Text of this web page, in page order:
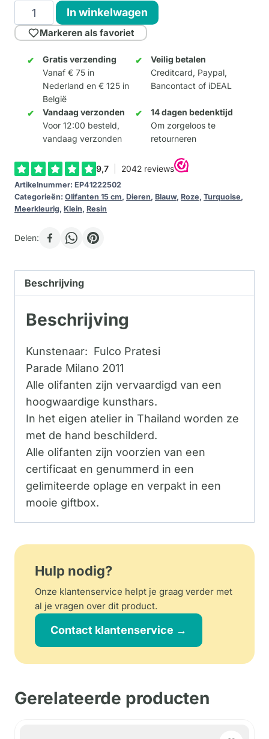
Vie
en
Rose
aantal
In winkelwagen
Markeren als favoriet
Gratis verzending
Vanaf € 75 in
Nederland en € 125 in
België
Veilig betalen
Creditcard, Paypal,
Bancontact of iDEAL
Vandaag verzonden
Voor 12:00 besteld,
vandaag verzonden
14 dagen bedenktijd
Om zorgeloos te
retourneren
Artikelnummer: EP41222502
Categorieën: Olifanten 15 cm, Dieren, Blauw, Roze, Turquoise,
Meerkleurig, Klein, Resin
Delen:
Beschrijving
Beschrijving
Kunstenaar: Fulco Pratesi
Parade Milano 2011
Alle olifanten zijn vervaardigd van een
hoogwaardige kunsthars.
In het eigen atelier in Thailand worden ze
met de hand beschilderd.
Alle olifanten zijn voorzien van een
certificaat en genummerd in een
gelimiteerde oplage en verpakt in een
mooie giftbox.
Hulp nodig?
Onze klantenservice helpt je graag verder met
al je vragen over dit product.
Contact klantenservice →
Gerelateerde producten